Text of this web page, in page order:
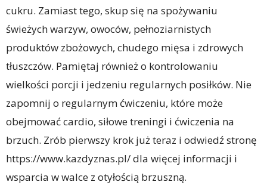
cukru. Zamiast tego, skup się na spożywaniu
świeżych warzyw, owoców, pełnoziarnistych
produktów zbożowych, chudego mięsa i zdrowych
tłuszczów. Pamiętaj również o kontrolowaniu
wielkości porcji i jedzeniu regularnych posiłków. Nie
zapomnij o regularnym ćwiczeniu, które może
obejmować cardio, siłowe treningi i ćwiczenia na
brzuch. Zrób pierwszy krok już teraz i odwiedź stronę
https://www.kazdyznas.pl/ dla więcej informacji i
wsparcia w walce z otyłością brzuszną.